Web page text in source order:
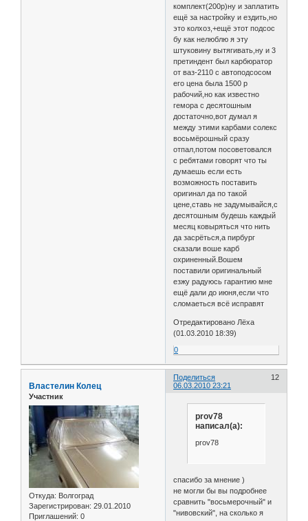
комплект(200р)ну и заплатить
ещё за настройку и ездить,но
это колхоз,+ещё этот подсос
бу как нелюблю я эту
штуковину вытягивать,ну и 3
претиндент был карбюратор
от ваз-2110 с автоподсосом
его цена была 1500 р
рабочий,но как известно
гемора с десятошным
достаточно,вот думал я
между этими карбами солекс
восьмёрошный сразу
отпал,потом посоветовался
с ребятами говорят что ты
думаешь если есть
возможность поставить
оригинал да по такой
цене,ставь не задумывайся,с
десятошным будешь каждый
месяц ковыряться что нить
да засрёться,а пирбург
сказали воше карб
охриненный.Вошем
поставили оригинальный
езжу радуюсь гарантию мне
ещё дали до июня,если что
сломаеться всё исправят
Отредактировано Лёха
(01.03.2010 18:39)
0
Поделиться
12
06.03.2010 23:21
Властелин Колец
Участник
Откуда: Волгоград
Зарегистрирован: 29.01.2010
Приглашений: 0
prov78
написал(а):
prov78
спасибо за мнение )
не могли бы вы подробнее
сравнить "восьмерочный" и
"нивовский", на сколько я